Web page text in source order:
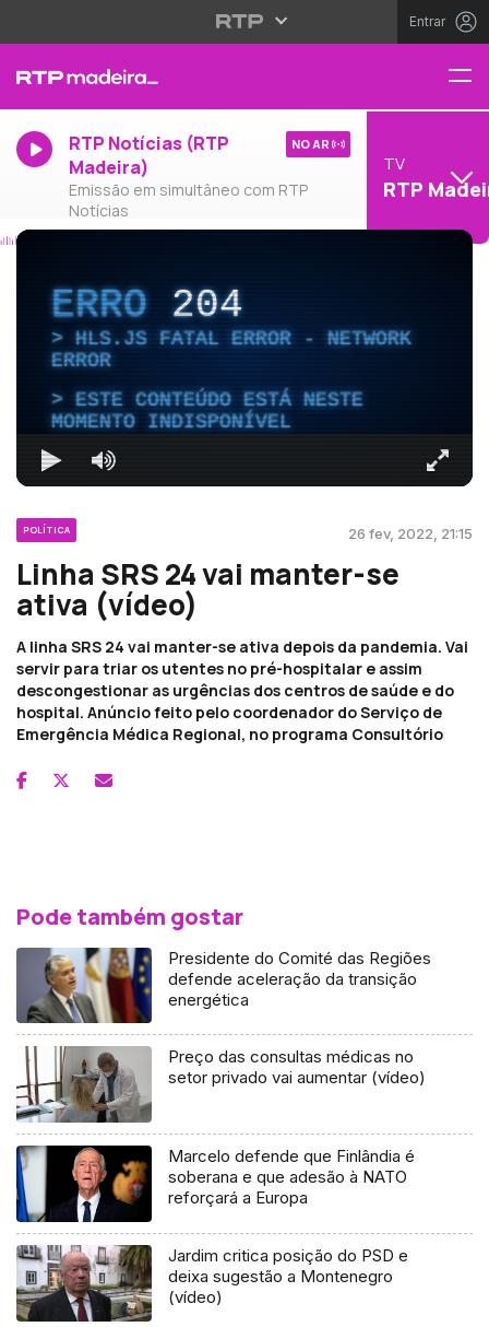
Entrar
RTP Notícias (RTP
Madeira)
Emissão em simultâneo com RTP
Notícias
NO AR
TV
RTP
ERRO204
HLS.JS FATAL ERROR - NETWORK
ERROR
ESTE CONTEÚDO ESTÁ NESTE
MOMENTO INDISPONÍVEL
POLÍTICA 26 fev, 2022, 21:15
Linha SRS 24 vai manter-se
ativa (vídeo)
A linha SRS 24 vai manter-se ativa depois da pandemia. Vai
servir para triar os utentes no pré-hospitalar e assim
descongestionar as urgências dos centros de saúde e do
hospital. Anúncio feito pelo coordenador do Serviço de
Emergência Médica Regional, no programa Consultório
Pode também gostar
Presidente do Comité das Regiões
defende aceleração da transição
energética
Preço das consultas médicas no
setor privado vai aumentar (vídeo)
Marcelo defende que Finlândia é
soberana e que adesão à NATO
reforçará a Europa
Jardim critica posição do PSD e
deixa sugestão a Montenegro
(vídeo)